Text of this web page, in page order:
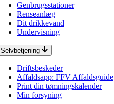
Genbrugsstationer
Renseanlæg
Dit drikkevand
Undervisning
Selvbetjening
Driftsbeskeder
Affaldsapp: FFV Affaldsguide
Print din tømningskalender
Min forsyning